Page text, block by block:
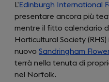
L’ Edinburgh International
presentare ancora più
mentre il fitto calendario
Horticultural Society (RHS)
nuovo Sandringham
terrà nella tenuta di
nel Norfolk.